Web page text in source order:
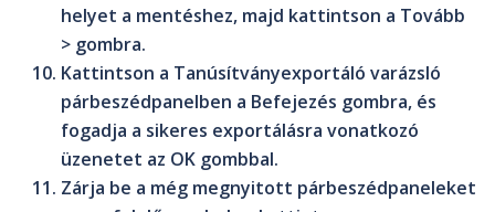
helyet a mentéshez, majd kattintson a Tovább
> gombra.
Kattintson a Tanúsítványexportáló varázsló
párbeszédpanelben a Befejezés gombra, és
fogadja a sikeres exportálásra vonatkozó
üzenetet az OK gombbal.
Zárja be a még megnyitott párbeszédpaneleket